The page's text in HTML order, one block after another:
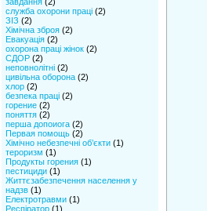
служба охорони праці(2)
ЗІЗ (2)
Хімічна зброя(2)
Евакуація(2)
охорона праці жінок(2)
СДОР(2)
неповнолітні(2)
цивільна оборона(2)
хлор(2)
безпека праці(2)
горение(2)
поняття(2)
перша допоиога(2)
Первая помощь(2)
Хімічно небезпечні об’єкти(1)
тероризм (1)
Продукты горения(1)
пестициди(1)
Життєзабезпечення населення у
надзв(1)
Електротравми(1)
Респіратор(1)